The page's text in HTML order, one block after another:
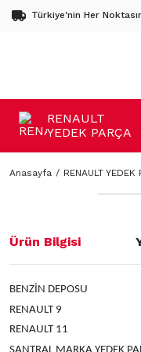
Türkiye'nin Her
RENAULT
YEDEK PARÇA
Anasayfa RENAULT YEDEK
Ürün Bilgisi
BENZİN DEPOSU
RENAULT 9
RENAULT 11